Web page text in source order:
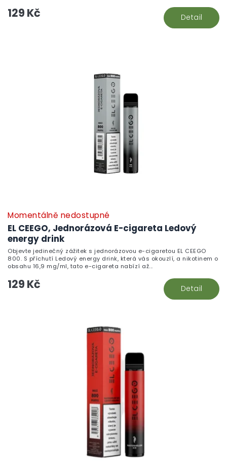
129 Kč Detail
EL CEEGO, Jednorázová E-cigareta Ledový
energy drink
Momentálně nedostupné
129 Kč Detail
Objevte jedinečný zážitek s jednorázovou e-cigaretou EL CEEGO
800. S příchutí Ledový energy drink, která vás okouzlí, a nikotinem o
obsahu 16,9 mg/ml, tato e-cigareta nabízí až...